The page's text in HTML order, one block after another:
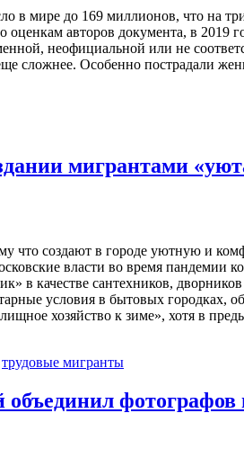
в мире до 169 миллионов, что на
авторов документа, в 2019
неофициальной или не
сложнее. Особенно пострадали
мигрантами
что создают в городе уютную и
власти во время пандемии
в качестве сантехников,
условия в бытовых городках,
хозяйство к зиме», хотя в
трудовые мигранты
фотографов